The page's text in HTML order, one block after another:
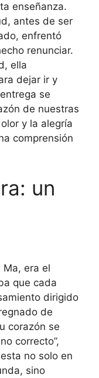
enseñanza.
antes de ser
enfrentó
renunciar.
ella
dejar ir y
se
de nuestras
y la alegría
comprensión
un
Ma, era el
que cada
dirigido
de
corazón se
correcto”,
no solo en
sino